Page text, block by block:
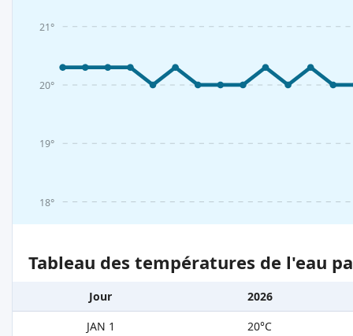
18°
19°
20°
21°
Tableau des températures de l'eau
Jour
2026
JAN 1
20°C